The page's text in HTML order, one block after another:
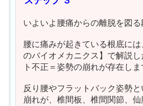
いよいよ腰痛からの離脱を図る
腰に痛みが起きている根底に
のバイオメカニクス】で解説
ト不正＝姿勢の崩れが存在しま
反り腰やフラットバック姿勢
崩れが、椎間板、椎間関節、